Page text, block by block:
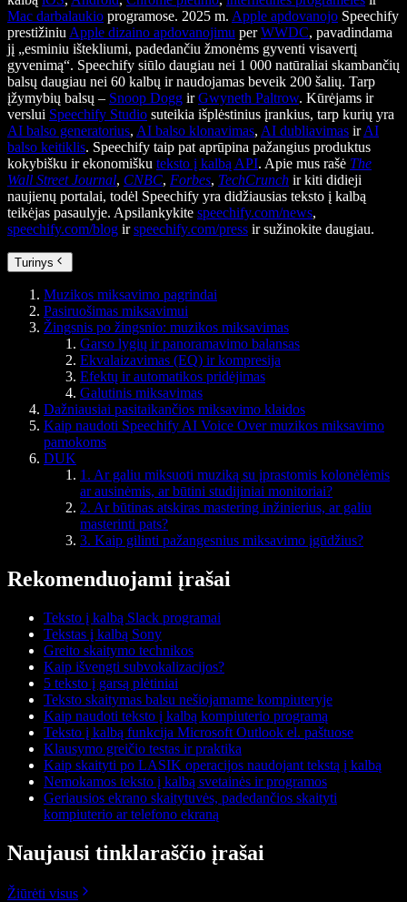
Mac darbalaukio programose. 2025 m. Apple apdovanojo Speechify
prestižiniu Apple dizaino apdovanojimu perWWDC, pavadindama
jį „esminiu ištekliumi, padedančiu žmonėms gyventi visavertį
gyvenimą“. Speechify siūlo daugiau nei 1 000 natūraliai skambančių
balsų daugiau nei 60 kalbų ir naudojamas beveik 200 šalių. Tarp
įžymybių balsų – Snoop Dogg irGwyneth Paltrow. Kūrėjams ir
verslui Speechify Studio suteikia išplėstinius įrankius, tarp kurių yra
AI balso generatorius, AI balso klonavimas, AI dubliavimas irAI
balso keitiklis. Speechify taip pat aprūpina pažangius produktus
kokybišku ir ekonomišku teksto į kalbą API. Apie mus rašė The
Wall Street Journal, CNBC, Forbes, TechCrunch ir kiti didieji
naujienų portalai, todėl Speechify yra didžiausias teksto į kalbą
teikėjas pasaulyje. Apsilankykite speechify.com/news,
speechify.com/blog irspeechify.com/press ir sužinokite daugiau.
Turinys
Muzikos miksavimo pagrindai
Pasiruošimas miksavimui
Žingsnis po žingsnio: muzikos miksavimas
Garso lygių ir panoramavimo balansas
Ekvalaizavimas (EQ) ir kompresija
Efektų ir automatikos pridėjimas
Galutinis miksavimas
Dažniausiai pasitaikančios miksavimo klaidos
Kaip naudoti Speechify AI Voice Over muzikos miksavimo
pamokoms
DUK
1. Ar galiu miksuoti muziką su įprastomis kolonėlėmis
ar ausinėmis, ar būtini studijiniai monitoriai?
2. Ar būtinas atskiras mastering inžinierius, ar galiu
masterinti pats?
3. Kaip gilinti pažangesnius miksavimo įgūdžius?
Rekomenduojami įrašai
Teksto į kalbą Slack programai
Tekstas į kalbą Sony
Greito skaitymo technikos
Kaip išvengti subvokalizacijos?
5 teksto į garsą plėtiniai
Teksto skaitymas balsu nešiojamame kompiuteryje
Kaip naudoti teksto į kalbą kompiuterio programą
Teksto į kalbą funkcija Microsoft Outlook el. paštuose
Klausymo greičio testas ir praktika
Kaip skaityti po LASIK operacijos naudojant tekstą į kalbą
Nemokamos teksto į kalbą svetainės ir programos
Geriausios ekrano skaitytuvės, padedančios skaityti
kompiuterio ar telefono ekraną
Naujausi tinklaraščio įrašai
Žiūrėti visus